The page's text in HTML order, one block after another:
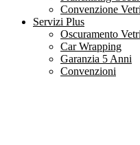
Convenzione
Servizi Plus
Oscuramento Vetri
Car Wrapping
Garanzia 5 Anni
Convenzioni